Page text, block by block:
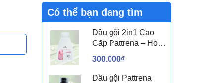
Có thể bạn đang tìm
Dầu gội 2in1 Cao
Cấp Pattrena – Hoa
sen & Hoa nhài
300.000₫
Dầu gội Pattrena